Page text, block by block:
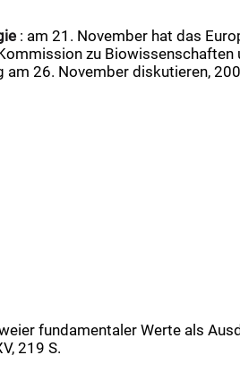
: am 21. November hat das
zu Biowissenschaften
26. November diskutieren,
fundamentaler Werte als
219 S.